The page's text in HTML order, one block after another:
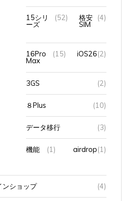
15シリ (52) 格安
SIM
(4)
16Pro (15) iOS26(2)
3GS (2)
８Plus (10)
データ移行 (3)
機能 (1) airdrop(1)
ンショップ (4)
(1)